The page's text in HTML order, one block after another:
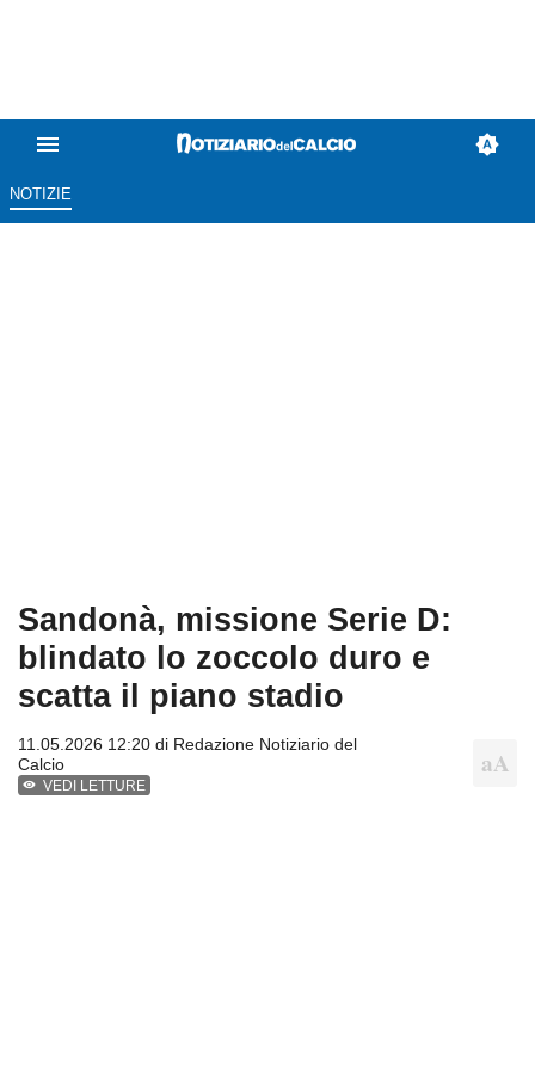
NOTIZIE
Sandonà, missione Serie D:
blindato lo zoccolo duro e
scatta il piano stadio
11.05.2026 12:20 di Redazione Notiziario del
Calcio
VEDI LETTURE